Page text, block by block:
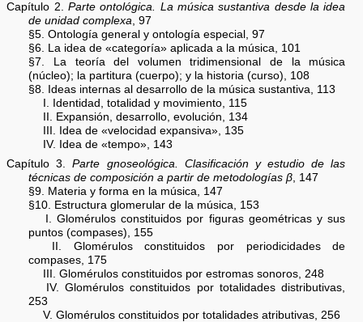
Capítulo 2. Parte ontológica. La música sustantiva desde la idea
de unidad complexa, 97
§5. Ontología general y ontología especial, 97
§6. La idea de «categoría» aplicada a la música, 101
§7. La teoría del volumen tridimensional de la música
(núcleo); la partitura (cuerpo); y la historia (curso), 108
§8. Ideas internas al desarrollo de la música sustantiva, 113
I. Identidad, totalidad y movimiento, 115
II. Expansión, desarrollo, evolución, 134
III. Idea de «velocidad expansiva», 135
IV. Idea de «tempo», 143
Capítulo 3.Parte gnoseológica. Clasificación y estudio de las
técnicas de composición a partir de metodologías β , 147
§9. Materia y forma en la música, 147
§10. Estructura glomerular de la música, 153
I. Glomérulos constituidos por figuras geométricas y sus
puntos (compases), 155
II. Glomérulos constituidos por periodicidades de
compases, 175
III. Glomérulos constituidos por estromas sonoros, 248
IV. Glomérulos constituidos por totalidades distributivas,
253
V. Glomérulos constituidos por totalidades atributivas, 256